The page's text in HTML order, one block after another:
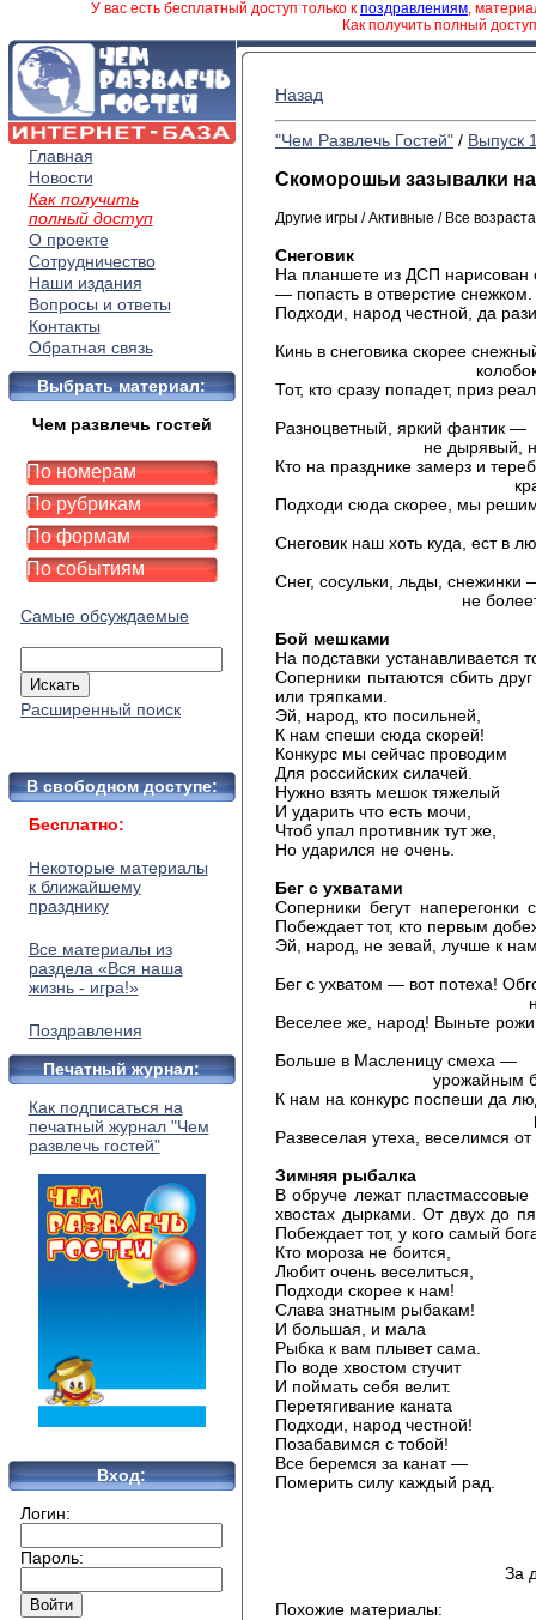
У вас есть бесплатный доступ только к поздравлениям,
Как получить полный
Главная
Новости
Как получить
полный доступ
О проекте
Сотрудничество
Наши издания
Вопросы и ответы
Контакты
Обратная связь
Выбрать материал:
Чем развлечь гостей
По номерам
По рубрикам
По формам
По событиям
Самые обсуждаемые
Расширенный поиск
В свободном доступе:
Бесплатно:
Некоторые материалы
к ближайшему
празднику
Все материалы из
раздела «Вся наша
жизнь - игра!»
Поздравления
Печатный журнал:
Как подписаться на
печатный журнал "Чем
развлечь гостей"
Вход:
Логин:
Пароль:
Назад
"Чем Развлечь Гостей" / Выпуск
Скоморошьи зазывалки
Другие игры / Активные / Все возраста
Снеговик
На планшете из ДСП нарисован
— попасть в отверстие снежком.
Подходи, народ честной, да
Кинь в снеговика скорее
колобок
Тот, кто сразу попадет, приз
Разноцветный, яркий фантик —
не дырявый, не
Кто на празднике замерз и
красный
Подходи сюда скорее, мы
Снеговик наш хоть куда, ест в
Снег, сосульки, льды, снежинки
не болеет
Бой мешками
На подставки устанавливается
Соперники пытаются сбить
или тряпками.
Эй, народ, кто посильней,
К нам спеши сюда скорей!
Конкурс мы сейчас проводим
Для российских силачей.
Нужно взять мешок тяжелый
И ударить что есть мочи,
Чтоб упал противник тут же,
Но ударился не очень.
Бег с ухватами
Соперники бегут наперегонки
Побеждает тот, кто первым
Эй, народ, не зевай, лучше к
Бег с ухватом — вот потеха!
не
Веселее же, народ! Выньте рожи
Больше в Масленицу смеха —
урожайным
К нам на конкурс поспеши да
Развеселая утеха, веселимся
Зимняя рыбалка
В обруче лежат
хвостах дырками. От двух до
Побеждает тот, у кого самый
Кто мороза не боится,
Любит очень веселиться,
Подходи скорее к нам!
Слава знатным рыбакам!
И большая, и мала
Рыбка к вам плывет сама.
По воде хвостом стучит
И поймать себя велит.
Перетягивание каната
Подходи, народ честной!
Позабавимся с тобой!
Все беремся за канат —
Померить силу каждый рад.
За
Похожие материалы: